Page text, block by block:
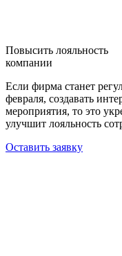
Повысить лояльность
компании
Если фирма станет
февраля, создавать
мероприятия, то это
улучшит лояльность
Оставить заявку